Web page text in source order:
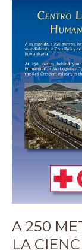
A 250
LA
Museo
de
la
Ciencia.